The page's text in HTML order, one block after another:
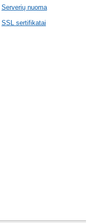
Serverių nuoma
SSL sertifikatai